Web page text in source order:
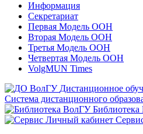
Информация
Секретариат
Первая Модель ООН
Вторая Модель ООН
Третья Модель ООН
Четвертая Модель ООН
VolgMUN Times
Дистанционное
Система дистанционного